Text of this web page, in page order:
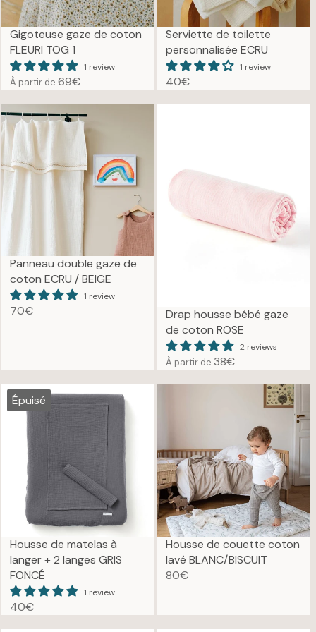
C
E
2
1
€
Gigoteuse gaze de coton
FLEURI TOG 1
1 review
À partir de R
E
G
A
E
6
9
€
69€
Serviette de toilette
personnalisée ECRU
1 review
R
E
40€
Panneau double gaze de
coton ECRU / BEIGE
1 review
R
A
R
70€
Drap housse bébé gaze
de coton ROSE
2 reviews
À partir de R
E
A
R
P
R
I
C
E
3
38€
Épuisé
Housse de matelas à
langer + 2 langes GRIS
FONCÉ
1 review
R
40€
Housse de couette coton
lavé BLANC/BISCUIT
R
U
80€